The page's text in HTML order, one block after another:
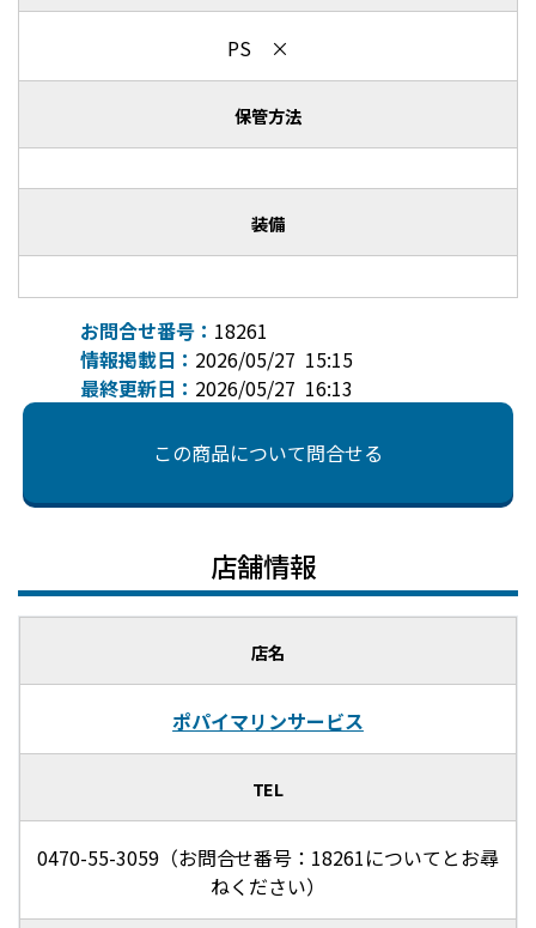
PS ×
保管方法
装備
お問合せ番号： 18261
情報掲載日： 2026/05/27 15:15
最終更新日： 2026/05/27 16:13
この商品について問合せる
店舗情報
店名
ポパイマリンサービス
TEL
0470-55-3059（お問合せ番号：18261についてとお尋
ねください）